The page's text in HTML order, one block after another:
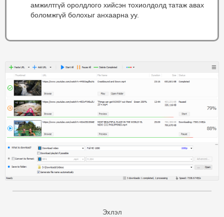
амжилтгүй оролдлого хийсэн тохиолдолд татаж авах
боломжгүй болохыг анхаарна уу.
Эхлэл